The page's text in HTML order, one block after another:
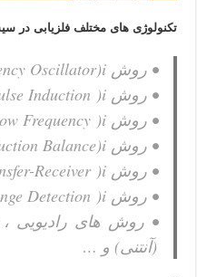
تکنولوژی های مختلف فلزیابی در
• روش BFO Oscillator)i
• روش PI ( Pulse Induction)i
• روش VLF (Very Low Frequency)i
• روش IB ( Induction Balance)i
• روش TR ( Transfer-Receiver)i
• روش FCD ( Frequency Change Detection)i
• روش های رادیویی ،
(آنتنی) و …